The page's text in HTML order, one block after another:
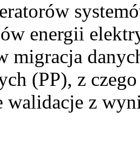
energii
migracja
(PP), z
walidacje z